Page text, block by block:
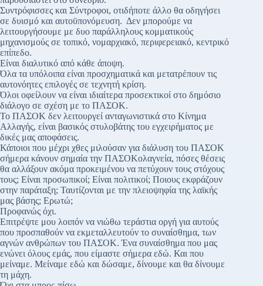
Συντρόφισσες και Σύντροφοι, οτιδήποτε άλλο θα οδηγήσει
σε δυισμό και αυτοϋπονόμευση. Δεν μπορούμε να
λειτουργήσουμε με δυο παράλληλους κομματικούς
μηχανισμούς σε τοπικό, νομαρχιακό, περιφερειακό, κεντρικό
επίπεδο.
Είναι διαλυτικό από κάθε άποψη.
Όλα τα υπόλοιπα είναι προσχηματικά και μετατρέπουν τις
αυτονόητες επιλογές σε τεχνητή κρίση.
Όλοι οφείλουν να είναι ιδιαίτερα προσεκτικοί στο δημόσιο
διάλογο σε σχέση με το ΠΑΣΟΚ.
Το ΠΑΣΟΚ δεν λειτουργεί ανταγωνιστικά στο Κίνημα
Αλλαγής, είναι βασικός στυλοβάτης του εγχειρήματος με
δικές μας αποφάσεις.
Κάποιοι που μέχρι χθες μιλούσαν για διάλυση του ΠΑΣΟΚ
σήμερα κάνουν σημαία την ΠΑΣΟΚολαγνεία, πόσες θέσεις
θα αλλάξουν ακόμα προκειμένου να πετύχουν τους στόχους
τους; Είναι προσωπικοί; Είναι πολιτικοί; Ποιους εκφράζουν
στην παράταξη; Ταυτίζονται με την πλειοψηφία της λαϊκής
μας βάσης; Ερωτώ;
Προφανώς όχι.
Επιτρέψτε μου λοιπόν να νιώθω τεράστια οργή για αυτούς
που προσπαθούν να εκμεταλλευτούν το συναίσθημα, των
αγνών ανθρώπων του ΠΑΣΟΚ. Ένα συναίσθημα που μας
ενώνει όλους εμάς, που είμαστε σήμερα εδώ. Και που
μείναμε. Μείναμε εδώ και δώσαμε, δίνουμε και θα δίνουμε
τη μάχη.